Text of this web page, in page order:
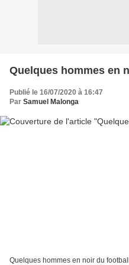
Quelques hommes en
Publié le 16/07/2020 à 16:47
Par Samuel Malonga
Quelques hommes en noir du